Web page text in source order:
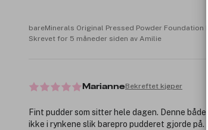
bareMinerals Original Pressed Powder Foundation
Skrevet for 5 måneder siden av Amilie
MarianneBekreftet kjøper
Fint pudder som sitter hele dagen. Denne
ikke i rynkene slik barepro pudderet gjorde på.